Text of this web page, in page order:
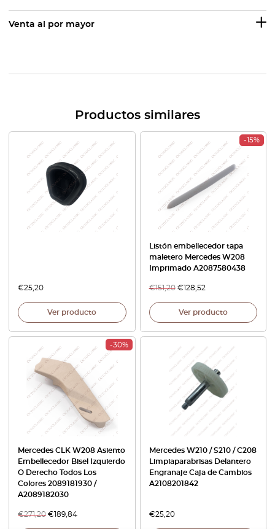
Venta al por mayor
Productos similares
€25,20
Ver producto
-15%
Listón embellecedor tapa
maletero Mercedes W208
Imprimado A2087580438
€151,20 €128,52
Ver producto
-30%
Mercedes CLK W208 Asiento
Embellecedor Bisel Izquierdo
O Derecho Todos Los
Colores 2089181930 /
A2089182030
€271,20 € 189,84
Mercedes W210 / S210 / C208
Limpiaparabrisas Delantero
Engranaje Caja de Cambios
A2108201842
€25,20